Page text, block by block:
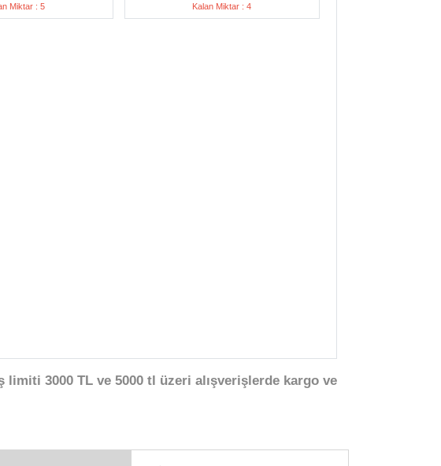
Miktar : 5 Kalan Miktar : 4
3000 TL ve 5000 tl üzeri alışverişlerde kargo ve